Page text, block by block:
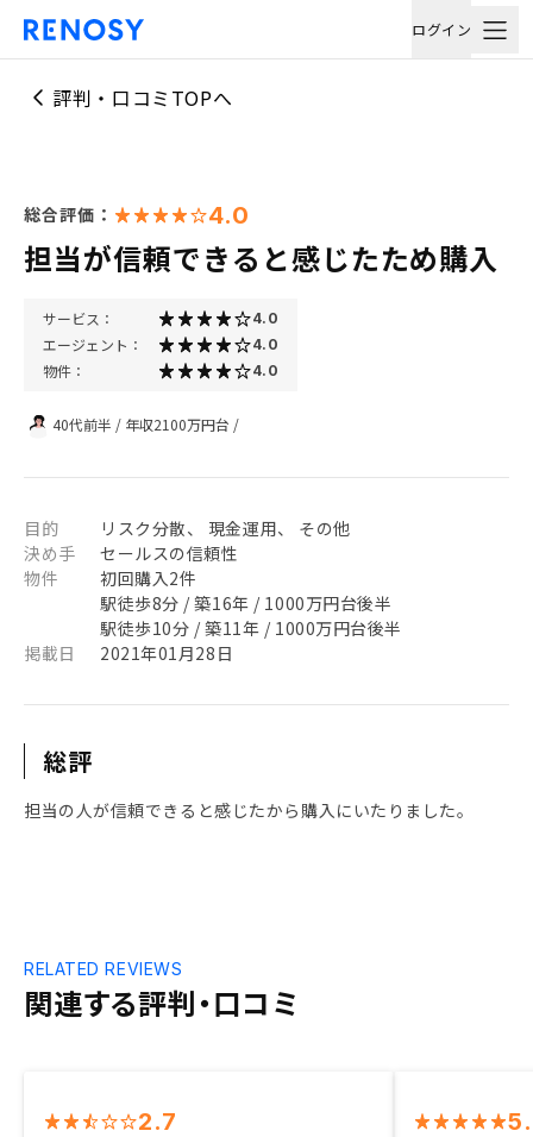
ログイン
評判・口コミTOPへ
総合評価： 4.0
担当が信頼できると感じたため購入
サービス： 4.0
エージェント： 4.0
物件： 4.0
40代前半 / 年収2100万円台 /
目的
リスク分散、 現金運用、 その他
決め手
セールスの信頼性
物件
初回購入2件
駅徒歩8分 / 築16年 / 1000万円台後半
駅徒歩10分 / 築11年 / 1000万円台後半
掲載日
2021年01月28日
総評
担当の人が信頼できると感じたから購入にいたりました。
関連する評判・口コミ
RELATED REVIEWS
2.7